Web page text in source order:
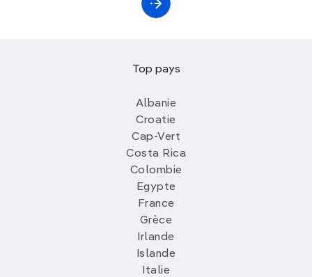
Top pays
Albanie
Croatie
Cap-Vert
Costa Rica
Colombie
Egypte
France
Grèce
Irlande
Islande
Italie